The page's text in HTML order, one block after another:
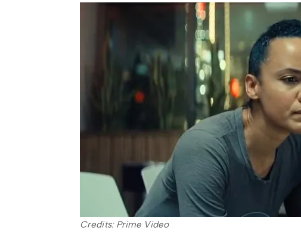
Credits: Prime Video